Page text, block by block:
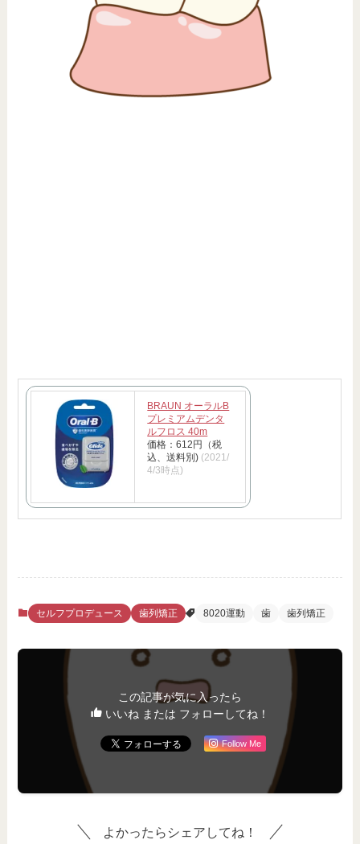
BRAUN オーラルB
プレミアムデンタ
ルフロス 40m
価格：612円（税
込、送料別) (2021/
4/3時点)
セルフプロデュース 歯列矯正 8020運動 歯 歯列矯正
この記事が気に入ったら
いいね または フォローしてね！
Follow Me
よかったらシェアしてね！